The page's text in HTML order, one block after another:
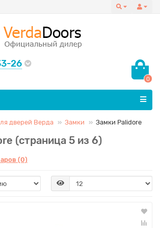
26
0
дверей Верда Замки Замки Palidore
(страница 5 из 6)
(0)